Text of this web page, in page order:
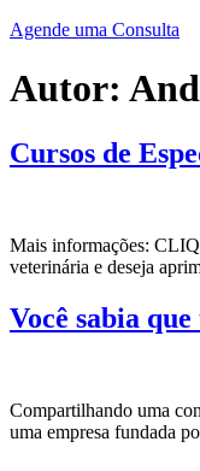
Agende uma Consulta
Autor:
Cursos de
Mais informações:
veterinária e deseja
Você sabia
Compartilhando uma
uma empresa fundada